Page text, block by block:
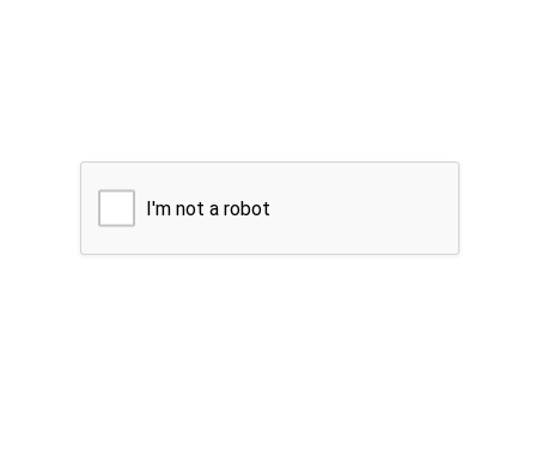
I'm not a robot